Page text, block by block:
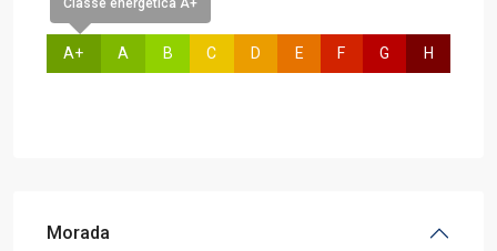
A+ A B C D E F G H
Morada